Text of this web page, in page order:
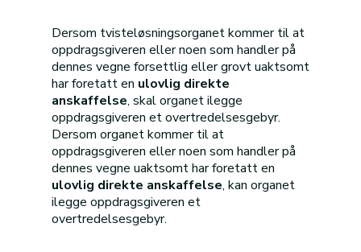
Dersom tvisteløsningsorganet kommer til at
oppdragsgiveren eller noen som handler på
dennes vegne forsettlig eller grovt uaktsomt
har foretatt en ulovlig direkte
anskaffelse, skal organet ilegge
oppdragsgiveren et overtredelsesgebyr.
Dersom organet kommer til at
oppdragsgiveren eller noen som handler på
dennes vegne uaktsomt har foretatt en
ulovlig direkte anskaffelse, kan organet
ilegge oppdragsgiveren et
overtredelsesgebyr.